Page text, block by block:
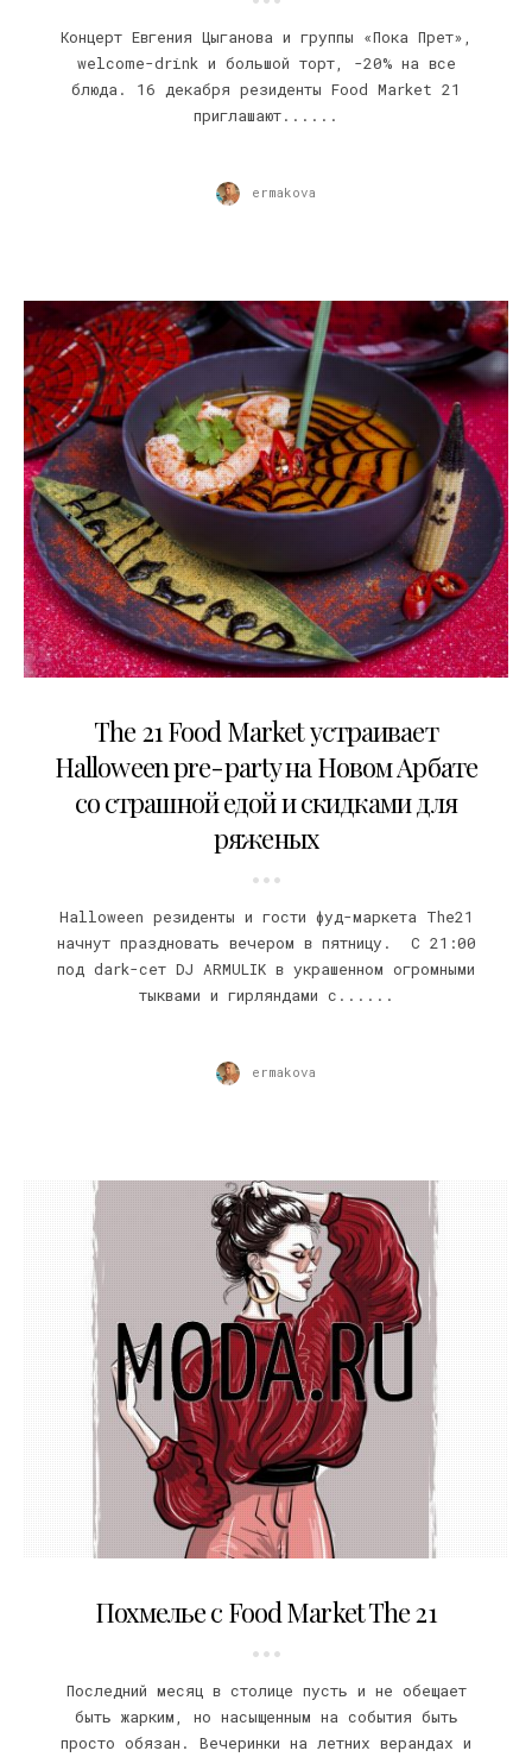
Концерт Евгения Цыганова и группы «Пока Прет»,
welcome-drink и большой торт, -20% на все
блюда. 16 декабря резиденты Food Market 21
приглашают......
ermakova
The 21 Food Market устраивает
Halloween pre-party на Новом Арбате
со страшной едой и скидками для
ряженых
Halloween резиденты и гости фуд-маркета The21
начнут праздновать вечером в пятницу. С 21:00
под dark-сет DJ ARMULIK в украшенном огромными
тыквами и гирляндами с......
ermakova
Похмелье с Food Market The 21
Последний месяц в столице пусть и не обещает
быть жарким, но насыщенным на события быть
просто обязан. Вечеринки на летних верандах и